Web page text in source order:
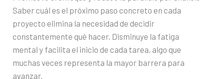
Saber cuál es el próximo paso concreto en cada
proyecto elimina la necesidad de decidir
constantemente qué hacer. Disminuye la fatiga
mental y facilita el inicio de cada tarea, algo que
muchas veces representa la mayor barrera para
avanzar.